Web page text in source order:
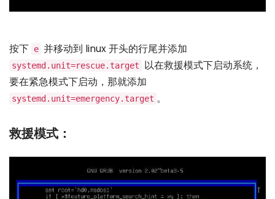
按下 e 并移动到 linux 开头的行尾并添加
systemd.unit=rescue.target
以在救援模式下启动系统，
要在紧急模式下启动，那就添加
systemd.unit=emergency.target 。
救援模式：